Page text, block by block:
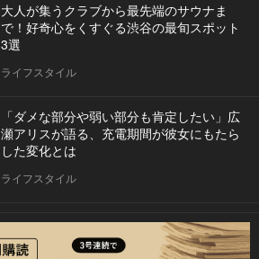
大人が集うクラブから最先端のサウナま
で！好奇心をくすぐる渋谷の最旬スポット
3選
ライフスタイル
「ダメな部分や弱い部分も肯定したい」広
瀬アリスが語る、充電期間が彼女にもたら
した変化とは
ライフスタイル